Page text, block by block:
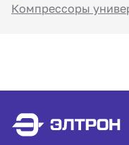
Компрессоры